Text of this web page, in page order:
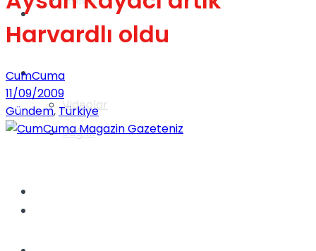
Videolar
Gündem
Yaşam
Sağlık
Harvardlı oldu
CumCuma
11/09/2009
Gündem, Türkiye